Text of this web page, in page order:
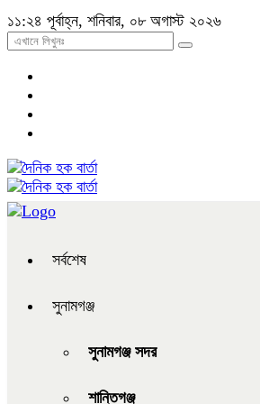
১১:২৪ পূর্বাহ্ন, শনিবার, ০৮ অগাস্ট ২০২৬
সর্বশেষ
সুনামগঞ্জ
সুনামগঞ্জ সদর
শান্তিগঞ্জ